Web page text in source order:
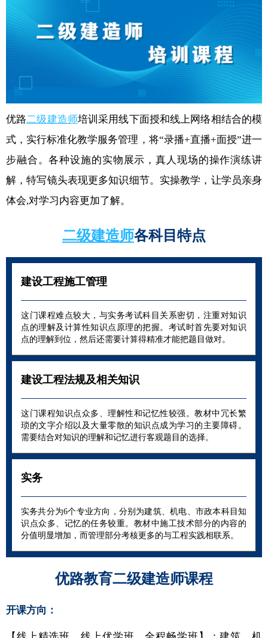
优路二级建造师培训采用线下面授和线上网络相结合的模
式，实行标准化教学服务管理，将“录播+直播+面授”进一
步融合。各种设施的实物展示，真人现场的操作演练讲
解，特写镜头表现更多知识细节。实操教学，让学员亲身
体会,对学习内容更加了解。
二级建造师各科目特点
建设工程施工管理
这门课程难点较大，与实务考试科目关系密切，注重对知识
点的理解及计算性知识点原理的把握。考试时首先要对知识
点的理解到位，然后还需要计算得精准才能把题目做对。
建设工程法规及相关知识
这门课程知识点众多、理解性和记忆性较强。教材中冗长繁
琐的文字介绍以及大量零散的知识点成为学习的主要障碍。
需要结合对知识的理解和记忆进行客观题目的选择。
实务
实务共分为6个专业方向，分别为建筑、机电、市政本科目知
识点众多、记忆的任务较重。教材中施工技术部分的内容的
分值明显增加，而管理部分考核更多的与工程实践相联系。
优路教育二级建造师课程
开课方向：